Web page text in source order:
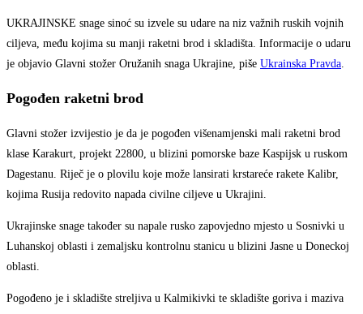
UKRAJINSKE snage sinoć su izvele su udare na niz važnih ruskih vojnih
ciljeva, među kojima su manji raketni brod i skladišta. Informacije o udaru
je objavio Glavni stožer Oružanih snaga Ukrajine, piše Ukrainska Pravda.
Pogođen raketni brod
Glavni stožer izvijestio je da je pogođen višenamjenski mali raketni brod
klase Karakurt, projekt 22800, u blizini pomorske baze Kaspijsk u ruskom
Dagestanu. Riječ je o plovilu koje može lansirati krstareće rakete Kalibr,
kojima Rusija redovito napada civilne ciljeve u Ukrajini.
Ukrajinske snage također su napale rusko zapovjedno mjesto u Sosnivki u
Luhanskoj oblasti i zemaljsku kontrolnu stanicu u blizini Jasne u Doneckoj
oblasti.
Pogođeno je i skladište streljiva u Kalmikivki te skladište goriva i maziva